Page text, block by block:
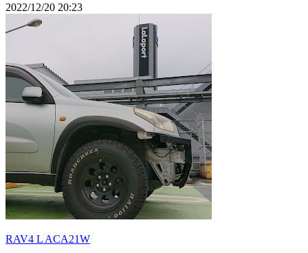
2022/12/20 20:23
RAV4 L ACA21W